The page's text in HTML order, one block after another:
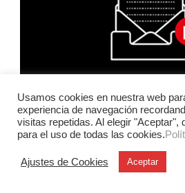
Usamos cookies en nuestra web
experiencia de navegación
visitas repetidas. Al elegir "Aceptar",
para el uso de todas las cookies.
Ajustes de Cookies Aceptar